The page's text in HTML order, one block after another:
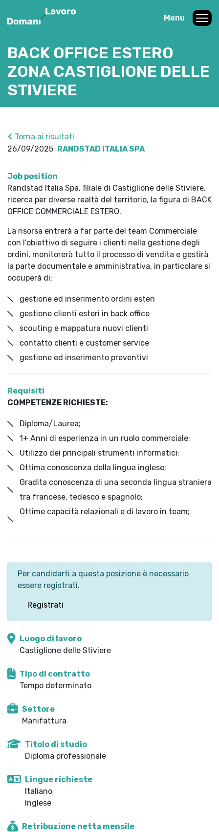
Menu
BACK OFFICE ESTERO
ZONA CASTIGLIONE DELLE
STIVIERE
Torna ai risultati
26/09/2025 RANDSTAD ITALIA SPA
Job position
Randstad Italia Spa, filiale di Castiglione delle Stiviere,
ricerca per diverse realtà del territorio, la figura di BACK
OFFICE COMMERCIALE ESTERO.
La risorsa entrerà a far parte del team Commerciale
con l’obiettivo di seguire i clienti nella gestione degli
ordini, monitorerà tutto il processo di vendita e gestirà
la parte documentale e amministrativa, in particolare si
occuperà di:
gestione ed inserimento ordini esteri
gestione clienti esteri in back office
scouting e mappatura nuovi clienti
contatto clienti e customer service
gestione ed inserimento preventivi
Requisiti
COMPETENZE RICHIESTE:
Diploma/Laurea;
1+ Anni di esperienza in un ruolo commerciale;
Utilizzo dei principali strumenti informatici;
Ottima conoscenza della lingua inglese;
Gradita conoscenza di una seconda lingua straniera
tra francese, tedesco e spagnolo;
Ottime capacità relazionali e di lavoro in team;
Per candidarti a questa posizione è necessario
essere registrati.
Registrati
Luogo di lavoro
Castiglione delle Stiviere
Tipo di contratto
Tempo determinato
Settore
Manifattura
Titolo di studio
Diploma professionale
Lingue richieste
Italiano
Inglese
Retribuzione netta mensile